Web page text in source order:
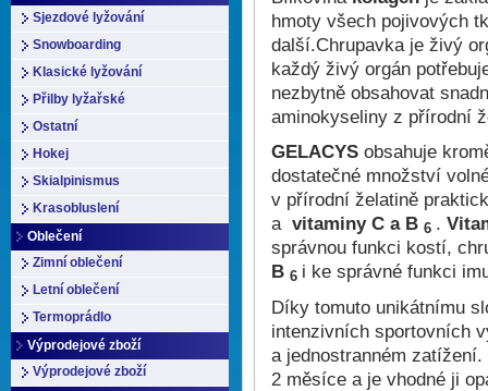
Sjezdové lyžování
Snowboarding
Klasické lyžování
Přilby lyžařské
Ostatní
Hokej
Skialpinismus
Krasobluslení
Oblečení
Zimní oblečení
Letní oblečení
Termoprádlo
Výprodejové zboží
Výprodejové zboží
hmoty všech pojivových
další.Chrupavka je živý
každý živý orgán
nezbytně obsahovat
aminokyseliny z přírodní
GELACYS obsahuje
dostatečné množství
v přírodní želatině
a vitaminy C a B 6 .
správnou funkci kostí,
B 6 i ke správné funkci
Díky tomuto unikátnímu
intenzivních sportovních
a jednostranném
2 měsíce a je vhodné ji